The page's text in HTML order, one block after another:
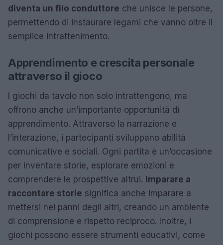
diventa un filo conduttore che unisce le persone,
permettendo di instaurare legami che vanno oltre il
semplice intrattenimento.
Apprendimento e crescita personale
attraverso il gioco
I giochi da tavolo non solo intrattengono, ma
offrono anche un’importante opportunità di
apprendimento. Attraverso la narrazione e
l’interazione, i partecipanti sviluppano abilità
comunicative e sociali. Ogni partita è un’occasione
per inventare storie, esplorare emozioni e
comprendere le prospettive altrui. Imparare a
raccontare storie significa anche imparare a
mettersi nei panni degli altri, creando un ambiente
di comprensione e rispetto reciproco. Inoltre, i
giochi possono essere strumenti educativi, come